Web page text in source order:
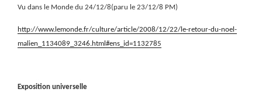
Vu dans le Monde du 24/12/8(paru le 23/12/8 PM)
http://www.lemonde.fr/culture/article/2008/12/22/le-retour-du-noel-
malien_1134089_3246.html#ens_id=1132785
Exposition universelle